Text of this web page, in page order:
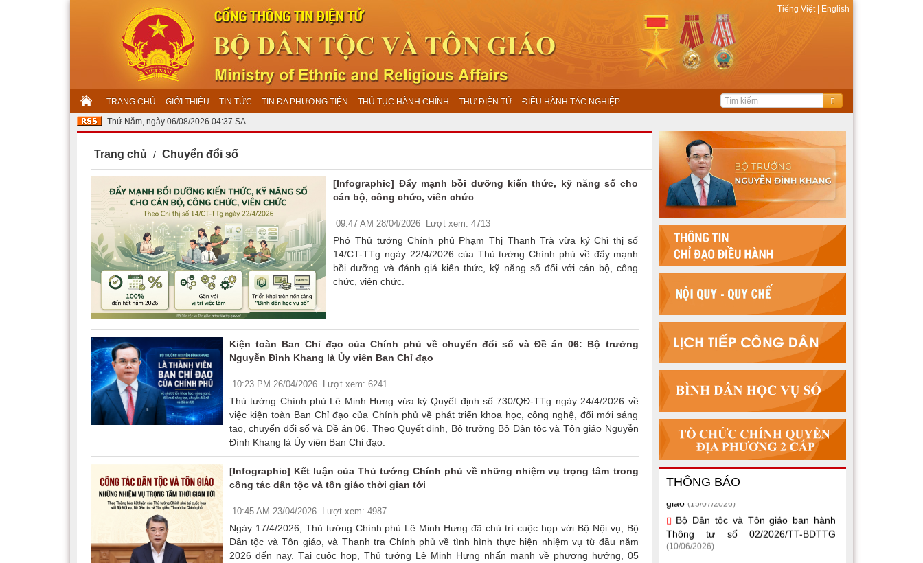
Tiếng Việt English
TRANG CHỦ GIỚI THIỆU TIN TỨC TIN ĐA PHƯƠNG TIỆN THỦ TỤC HÀNH CHÍNH THƯ ĐIỆN TỬ ĐIỀU HÀNH TÁC NGHIỆP
Thứ Năm, ngày 06/08/2026 04:37 SA
Trang chủ Chuyển đổi số
[Infographic] Đẩy mạnh bồi dưỡng kiến thức, kỹ năng số cho
cán bộ, công chức, viên chức
09:47 AM 28/04/2026 Lượt xem: 4713
Phó Thủ tướng Chính phủ Phạm Thị Thanh Trà vừa ký Chỉ thị số
14/CT-TTg ngày 22/4/2026 của Thủ tướng Chính phủ về đẩy mạnh
bồi dưỡng và đánh giá kiến thức, kỹ năng số đối với cán bộ, công
chức, viên chức.
Kiện toàn Ban Chỉ đạo của Chính phủ về chuyển đổi số và Đề án 06: Bộ trưởng
Nguyễn Đình Khang là Ủy viên Ban Chỉ đạo
10:23 PM 26/04/2026 Lượt xem: 6241
Thủ tướng Chính phủ Lê Minh Hưng vừa ký Quyết định số 730/QĐ-TTg ngày 24/4/2026 về
việc kiện toàn Ban Chỉ đạo của Chính phủ về phát triển khoa học, công nghệ, đổi mới sáng
tạo, chuyển đổi số và Đề án 06. Theo Quyết định, Bộ trưởng Bộ Dân tộc và Tôn giáo Nguyễn
Đình Khang là Ủy viên Ban Chỉ đạo.
[Infographic] Kết luận của Thủ tướng Chính phủ về những nhiệm vụ trọng tâm trong
công tác dân tộc và tôn giáo thời gian tới
10:45 AM 23/04/2026 Lượt xem: 4987
Ngày 17/4/2026, Thủ tướng Chính phủ Lê Minh Hưng đã chủ trì cuộc họp với Bộ Nội vụ, Bộ
Dân tộc và Tôn giáo, và Thanh tra Chính phủ về tình hình thực hiện nhiệm vụ từ đầu năm
2026 đến nay. Tại cuộc họp, Thủ tướng Lê Minh Hưng nhấn mạnh về phương hướng, 05
THÔNG BÁO
Một số văn bản quy phạm pháp luật
thuộc lĩnh vực dân tộc, tín ngưỡng, tôn
Bộ Dân tộc và Tôn giáo ban hành
Thông tư số 02/2026/TT-BDTTG
(10/06/2026)